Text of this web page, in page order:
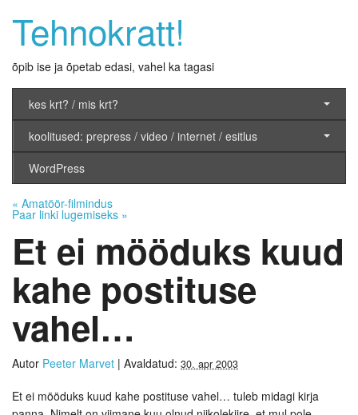
Tehnokratt!
õpib ise ja õpetab edasi, vahel ka tagasi
kes krt? / mis krt?
koolitused: prepress / video / internet / esitlus
WordPress
« Amatöör-filmindus
Paar linki lugemiseks »
Et ei mööduks kuud
kahe postituse
vahel…
Autor Peeter Marvet | Avaldatud: 30. apr 2003
Et ei mööduks kuud kahe postituse vahel… tuleb midagi kirja